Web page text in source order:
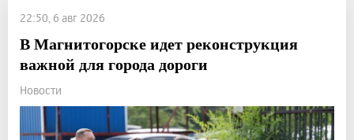
22:50, 6 авг 2026
В Магнитогорске идет реконструкция
важной для города дороги
Новости